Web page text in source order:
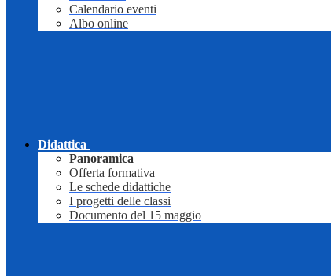
Calendario eventi
Albo online
Didattica
Panoramica
Offerta formativa
Le schede didattiche
I progetti delle classi
Documento del 15 maggio